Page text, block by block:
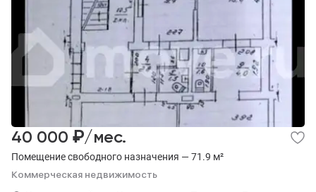
Помещение свободного назначения — 71.9 м²
Коммерческая недвижимость
40 000 ₽/мес.